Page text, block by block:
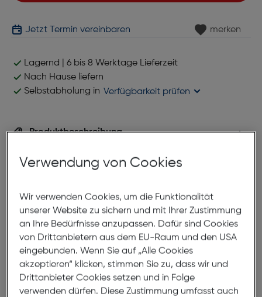
Jetzt Termin vereinbaren merken
Lagernd | 6 bis 8 Werktage Lieferzeit
Nach Hause liefern
Selbstabholung in Verfügbarkeit prüfen
Produktbeschreibung
Benetton BN 335 V02 53-17/140
auf Ecken und Kanten verzichtet, und sich somit
Perfekt dazu eignet sich an weiche Gesichtszüge
und Konturen anzupassen. Die ausgefallene
Farbkombination fällt hingegen sofort ins Auge, und
macht diese Fassung zur perfekten Wahl für
Modebewusste Brillenträgerinnen, mit Gespür für
progressives Design und zeitgemäße
Verwendung von Cookies
Wir verwenden Cookies, um die Funktionalität
unserer Website zu sichern und mit Ihrer Zustimmung
an Ihre Bedürfnisse anzupassen. Dafür sind Cookies
von Drittanbietern aus dem EU-Raum und den USA
eingebunden. Wenn Sie auf „Alle Cookies
akzeptieren“ klicken, stimmen Sie zu, dass wir und
Drittanbieter Cookies setzen und in Folge
verwenden dürfen. Diese Zustimmung umfasst auch